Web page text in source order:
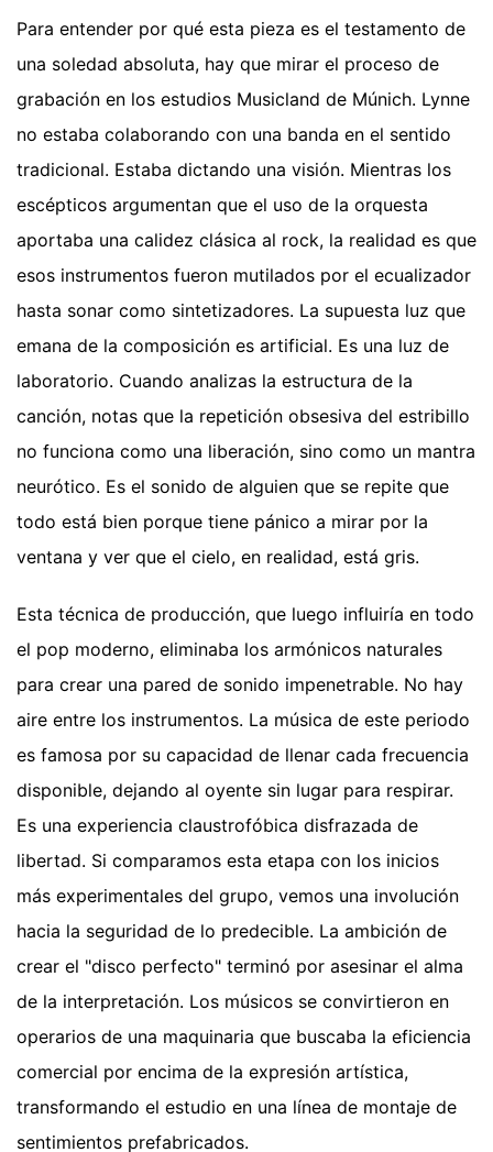
Para entender por qué esta pieza es el testamento de
una soledad absoluta, hay que mirar el proceso de
grabación en los estudios Musicland de Múnich. Lynne
no estaba colaborando con una banda en el sentido
tradicional. Estaba dictando una visión. Mientras los
escépticos argumentan que el uso de la orquesta
aportaba una calidez clásica al rock, la realidad es que
esos instrumentos fueron mutilados por el ecualizador
hasta sonar como sintetizadores. La supuesta luz que
emana de la composición es artificial. Es una luz de
laboratorio. Cuando analizas la estructura de la
canción, notas que la repetición obsesiva del estribillo
no funciona como una liberación, sino como un mantra
neurótico. Es el sonido de alguien que se repite que
todo está bien porque tiene pánico a mirar por la
ventana y ver que el cielo, en realidad, está gris.
Esta técnica de producción, que luego influiría en todo
el pop moderno, eliminaba los armónicos naturales
para crear una pared de sonido impenetrable. No hay
aire entre los instrumentos. La música de este periodo
es famosa por su capacidad de llenar cada frecuencia
disponible, dejando al oyente sin lugar para respirar.
Es una experiencia claustrofóbica disfrazada de
libertad. Si comparamos esta etapa con los inicios
más experimentales del grupo, vemos una involución
hacia la seguridad de lo predecible. La ambición de
crear el "disco perfecto" terminó por asesinar el alma
de la interpretación. Los músicos se convirtieron en
operarios de una maquinaria que buscaba la eficiencia
comercial por encima de la expresión artística,
transformando el estudio en una línea de montaje de
sentimientos prefabricados.